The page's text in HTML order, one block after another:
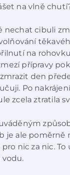
na vlně
nechat cibuli
na
přípravy
den
Po
zcela ztratila
je ale
nic za nic.
vodu.